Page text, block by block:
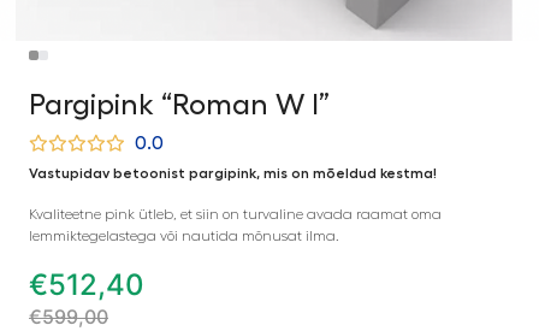
Pargipink “Roman W I”
0.0
Vastupidav betoonist pargipink, mis on mõeldud kestma!
Kvaliteetne pink ütleb, et siin on turvaline avada raamat oma
lemmiktegelastega või nautida mõnusat ilma.
€512,40
€599,00